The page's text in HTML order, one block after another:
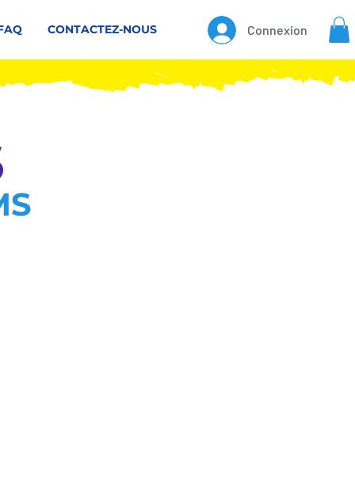
CONTACTEZ-NOUS Connexion